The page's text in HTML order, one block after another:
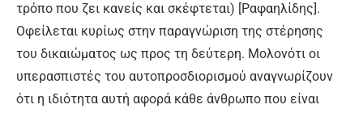
τρόπο που ζει κανείς και σκέφτεται) [Ραφαηλίδης].
Οφείλεται κυρίως στην παραγνώριση της στέρησης
του δικαιώματος ως προς τη δεύτερη. Μολονότι οι
υπερασπιστές του αυτοπροσδιορισμού αναγνωρίζουν
ότι η ιδιότητα αυτή αφορά κάθε άνθρωπο που είναι